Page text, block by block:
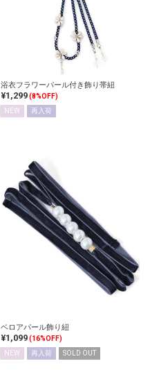
浴衣フラワーパール付き飾り帯紐
¥1,299(8%OFF)
NEW
再入荷
ベロアパール飾り紐
¥1,099(16%OFF)
NEW
再入荷 SOLD OUT